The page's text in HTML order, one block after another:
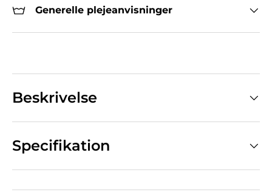
Generelle plejeanvisninger
Beskrivelse
Specifikation